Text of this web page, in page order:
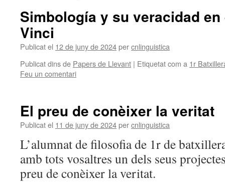
Simbología y su veracidad
Vinci
Publicat el 12 de juny de 2024percnlinguistica
Publicat dins de Papers de Llevant | Etiquetat com a 1r
Feu un comentari
El preu de conèixer la veritat
Publicat el 11 de juny de 2024percnlinguistica
L’alumnat de filosofia de 1r de
amb tots vosaltres un dels seus
preu de conèixer la veritat.